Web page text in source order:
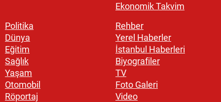
Ekonomik Takvim
Politika
Dünya
Eğitim
Sağlık
Yaşam
Otomobil
Röportaj
Rehber
Yerel Haberler
İstanbul Haberleri
Biyografiler
TV
Foto Galeri
Video